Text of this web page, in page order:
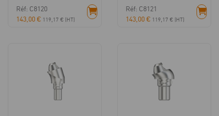
Réf: C8120
143,00€ 119,17 € (HT)
Réf: C8121
143,00€ 119,17 € (HT)